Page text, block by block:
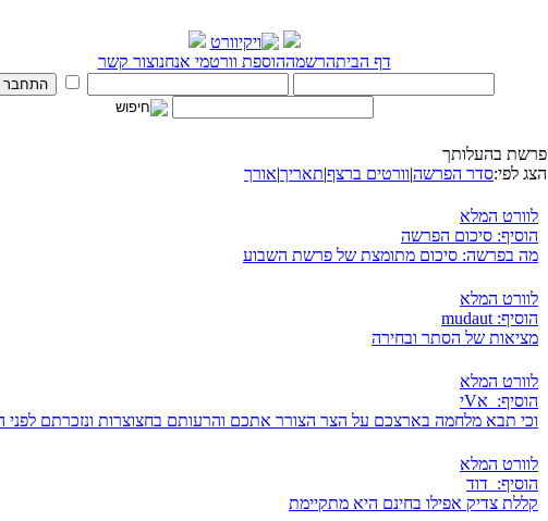
דף הביתהרשמההוספת וורטמי אנחנוצור קשר
פרשת בהעלותך
הצג לפי:סדר הפרשה|וורטים ברצף|תאריך|אורך
לוורט המלא
הוסיף: סיכום הפרשה
מה בפרשה: סיכום מתומצת של פרשת השבוע
לוורט המלא
הוסיף: mudaut
מציאות של הסתר ובחירה
לוורט המלא
הוסיף: אVי
וכי תבא מלחמה בארצכם על הצר הצורר אתכם והרעותם בחצוצרות ונזכרתם לפני
לוורט המלא
הוסיף: דוד
קללת צדיק אפילו בחינם היא מתקיימת